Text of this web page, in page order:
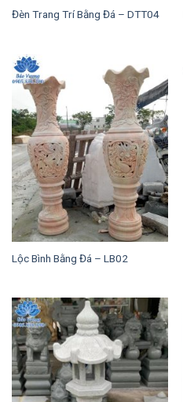
Đèn Trang Trí Bằng Đá – DTT04
Lộc Bình Bằng Đá – LB02